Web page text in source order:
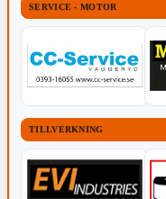
SERVICE - MOTOR
TILLVERKNING